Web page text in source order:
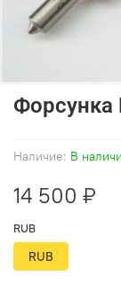
Наличие: В
Форсунка
14 500 ₽
RUB
RUB